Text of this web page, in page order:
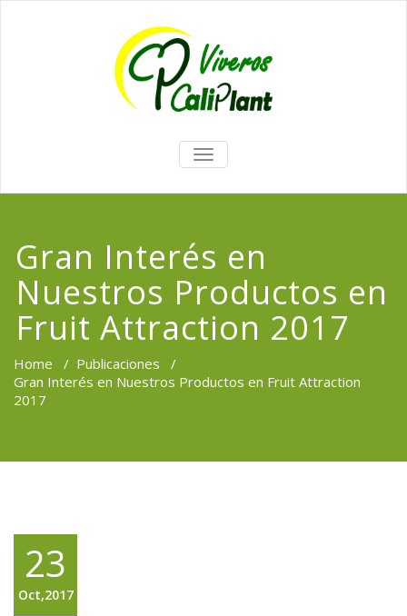
TOGGLE
NAVIGATION
Gran Interés en
Nuestros Productos en
Fruit Attraction 2017
Home / Publicaciones /
Gran Interés en Nuestros Productos en Fruit Attraction
2017
23
Oct,2017